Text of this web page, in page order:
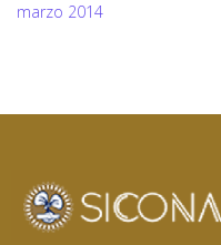
marzo 2014